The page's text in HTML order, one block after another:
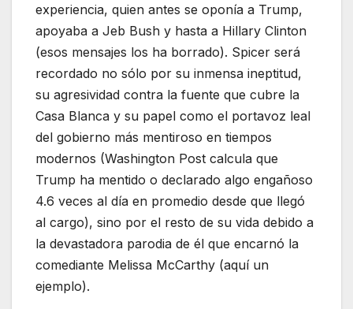
experiencia, quien antes se oponía a Trump,
apoyaba a Jeb Bush y hasta a Hillary Clinton
(esos mensajes los ha borrado). Spicer será
recordado no sólo por su inmensa ineptitud,
su agresividad contra la fuente que cubre la
Casa Blanca y su papel como el portavoz leal
del gobierno más mentiroso en tiempos
modernos (Washington Post calcula que
Trump ha mentido o declarado algo engañoso
4.6 veces al día en promedio desde que llegó
al cargo), sino por el resto de su vida debido a
la devastadora parodia de él que encarnó la
comediante Melissa McCarthy (aquí un
ejemplo).